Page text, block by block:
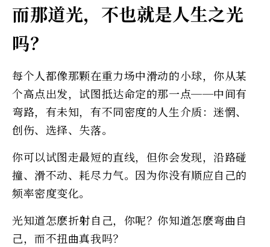
而那道光，不也就是人生之光
吗？
每个人都像那颗在重力场中滑动的小球，你从某
个高点出发，试图抵达命定的那一点──中间有
弯路，有未知，有不同密度的人生介质：迷惘、
创伤、选择、失落。
你可以试图走最短的直线，但你会发现，沿路碰
撞、滑不动、耗尽力气。因为你没有顺应自己的
频率密度变化。
光知道怎麽折射自己，你呢？你知道怎麽弯曲自
己，而不扭曲真我吗？